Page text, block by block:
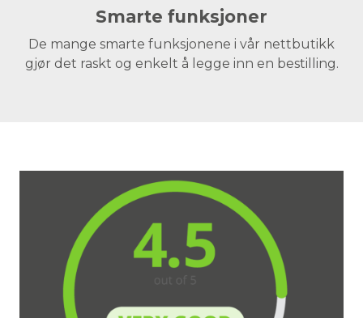
Smarte funksjoner
De mange smarte funksjonene i vår nettbutikk
gjør det raskt og enkelt å legge inn en bestilling.